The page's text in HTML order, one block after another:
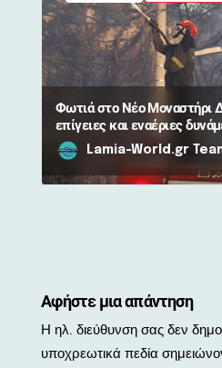
Φωτιά στο Νέο Μοναστήρι
επίγειες και εναέριες
Lamia-World.gr
Αφήστε μια απάντηση
Η ηλ. διεύθυνση σας δεν
υποχρεωτικά πεδία